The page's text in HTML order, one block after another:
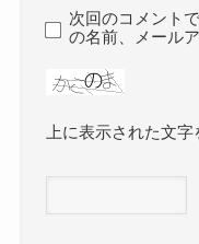
次回のコメント
の名前、メール
上に表示された文